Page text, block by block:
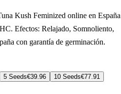
Kush Feminized online en
Efectos: Relajado, Somnoliento,
con garantía de germinación.
5 Seeds€39.96 10 Seeds€77.91